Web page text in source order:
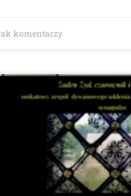
komentarzy